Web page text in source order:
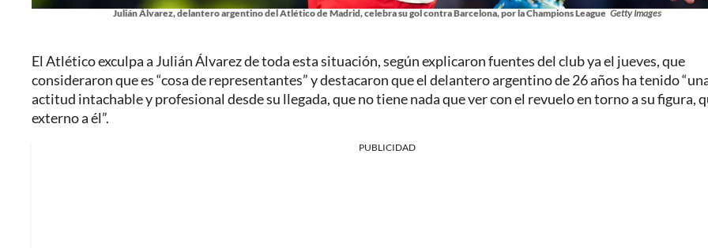
Julián Álvarez, delantero argentino del Atlético de Madrid, celebra su gol contra Barcelona, por la Champions League Getty Images
El Atlético exculpa a Julián Álvarez de toda esta situación, según explicaron fuentes del club ya el jueves, que
consideraron que es “cosa de representantes” y destacaron que el delantero argentino de 26 años ha tenido
actitud intachable y profesional desde su llegada, que no tiene nada que ver con el revuelo en torno a su figura,
externo a él”.
PUBLICIDAD